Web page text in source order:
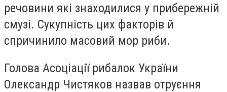
речовини які знаходилися у прибережній
смузі. Сукупність цих факторів й
спричинило масовий мор риби.
Голова Асоціації рибалок України
Олександр Чистяков назвав отруєння